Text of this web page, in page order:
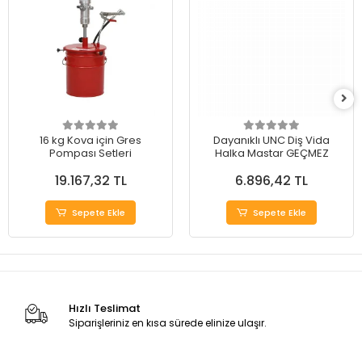
16 kg Kova için Gres
Pompası Setleri
19.167,32 TL
Sepete Ekle
Dayanıklı UNC Diş Vida
Halka Mastar GEÇMEZ
6.896,42 TL
Sepete Ekle
Hızlı Teslimat
Siparişleriniz en kısa sürede elinize ulaşır.